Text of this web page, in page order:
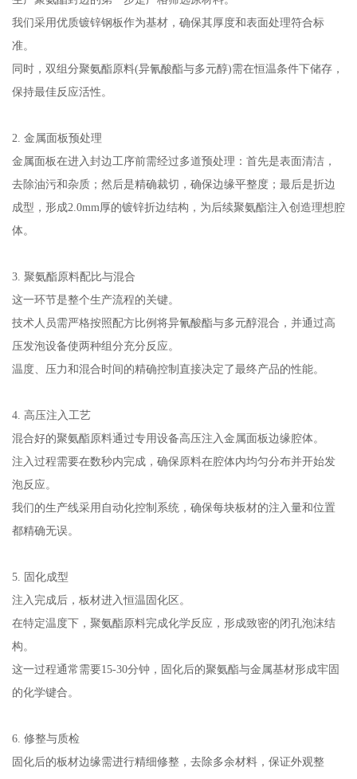
我们采用优质镀锌钢板作为基材，确保其厚度和表面处理符合标
准。
同时，双组分聚氨酯原料(异氰酸酯与多元醇)需在恒温条件下储存，
保持最佳反应活性。
2. 金属面板预处理
金属面板在进入封边工序前需经过多道预处理：首先是表面清洁，
去除油污和杂质；然后是精确裁切，确保边缘平整度；最后是折边
成型，形成2.0mm厚的镀锌折边结构，为后续聚氨酯注入创造理想腔
体。
3. 聚氨酯原料配比与混合
这一环节是整个生产流程的关键。
技术人员需严格按照配方比例将异氰酸酯与多元醇混合，并通过高
压发泡设备使两种组分充分反应。
温度、压力和混合时间的精确控制直接决定了最终产品的性能。
4. 高压注入工艺
混合好的聚氨酯原料通过专用设备高压注入金属面板边缘腔体。
注入过程需要在数秒内完成，确保原料在腔体内均匀分布并开始发
泡反应。
我们的生产线采用自动化控制系统，确保每块板材的注入量和位置
都精确无误。
5. 固化成型
注入完成后，板材进入恒温固化区。
在特定温度下，聚氨酯原料完成化学反应，形成致密的闭孔泡沫结
构。
这一过程通常需要15-30分钟，固化后的聚氨酯与金属基材形成牢固
的化学键合。
6. 修整与质检
固化后的板材边缘需进行精细修整，去除多余材料，保证外观整